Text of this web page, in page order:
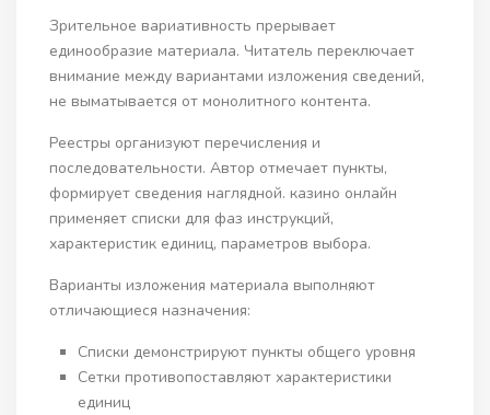
Зрительное вариативность прерывает
единообразие материала. Читатель переключает
внимание между вариантами изложения сведений,
не выматывается от монолитного контента.
Реестры организуют перечисления и
последовательности. Автор отмечает пункты,
формирует сведения наглядной. казино онлайн
применяет списки для фаз инструкций,
характеристик единиц, параметров выбора.
Варианты изложения материала выполняют
отличающиеся назначения:
Списки демонстрируют пункты общего уровня
Сетки противопоставляют характеристики
единиц